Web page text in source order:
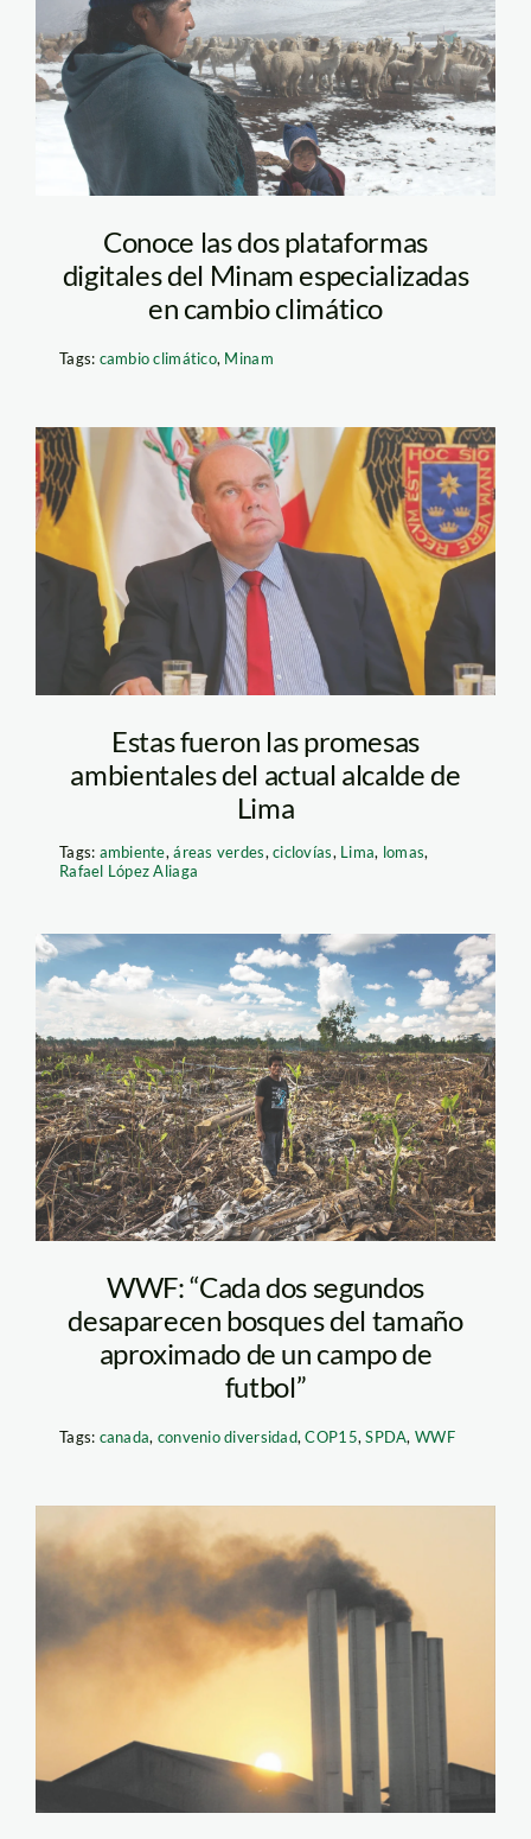
cambio-climatico—
puno—thomas-muller
—spda
Conoce las dos plataformas
digitales del Minam especializadas
en cambio climático
Tags: cambio climático, Minam
rafael lopez aliaga – al
republica
Estas fueron las promesas
ambientales del actual alcalde de
Lima
Tags: ambiente,áreas verdes,ciclovías, Lima, lomas,
Rafael López Aliaga
monocultivos-palma-
ucayali—diego-perez-
spda1
WWF: “Cada dos segundos
desaparecen bosques del tamaño
aproximado de un campo de
futbol”
Tags: canada, convenio diversidad,COP15,SPDA, WWF
combustibles fosiles –
andina